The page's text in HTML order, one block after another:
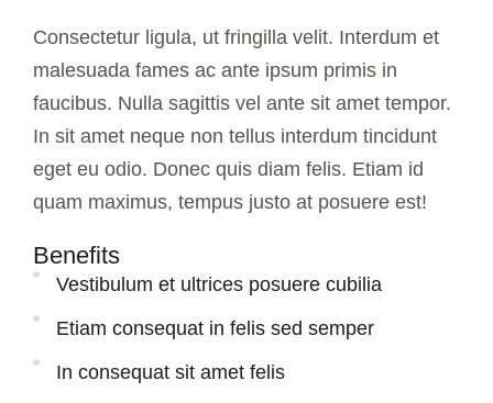
Consectetur ligula, ut fringilla velit. Interdum et
malesuada fames ac ante ipsum primis in
faucibus. Nulla sagittis vel ante sit amet tempor.
In sit amet neque non tellus interdum tincidunt
eget eu odio. Donec quis diam felis. Etiam id
quam maximus, tempus justo at posuere est!
Benefits
Vestibulum et ultrices posuere cubilia
Etiam consequat in felis sed semper
In consequat sit amet felis